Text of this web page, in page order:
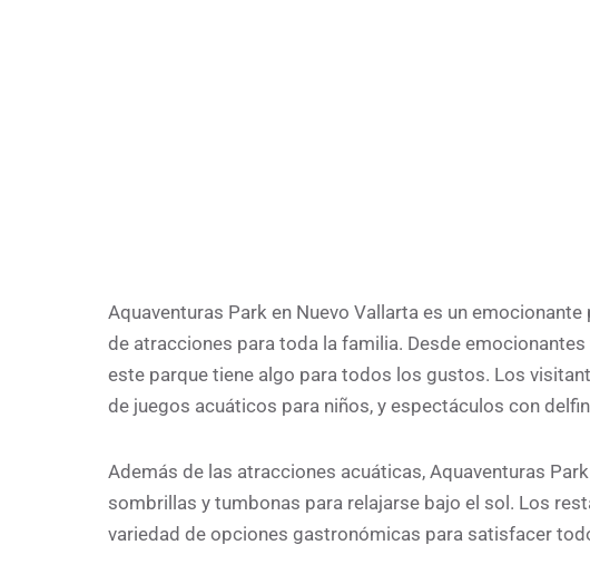
Aquaventuras Park en Nuevo Vallarta es un
de atracciones para toda la familia. Desde
este parque tiene algo para todos los gustos. Los
de juegos acuáticos para niños, y espectáculos con
Además de las atracciones acuáticas, Aquaventuras
sombrillas y tumbonas para relajarse bajo el sol. Los
variedad de opciones gastronómicas para satisfacer